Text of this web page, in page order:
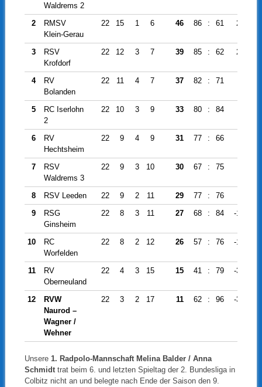
Waldrems 2
2
RMSV
Klein-Gerau
22 15 1 6 46 86 : 61 25
3
RSV
Krofdorf
22 12 3 7 39 85 : 62 23
4
RV
Bolanden
22 11 4 7 37 82 : 71
5
RC Iserlohn
2
22 10 3 9 33 80 : 84
6
RV
Hechtsheim
22 9 4 9 31 77 : 66
7
RSV
Waldrems 3
22 9 3 10 30 67 : 75
8 RSV Leeden 22 9 2 11 29 77 : 76
9
RSG
Ginsheim
22 8 3 11 27 68 : 84 -16
10
RC
Worfelden
22 8 2 12 26 57 : 76 -19
11
RV
Oberneuland
22 4 3 15 15 41 : 79 -38
12
RVW
Naurod –
Wagner /
Wehner
22 3 2 17 11 62 : 96 -34
Unsere 1. Radpolo-Mannschaft Melina Balder / Anna
Schmidttrat beim 6. und letzten Spieltag der 2. Bundesliga in
Colbitz nicht an und belegte nach Ende der Saison den 9.